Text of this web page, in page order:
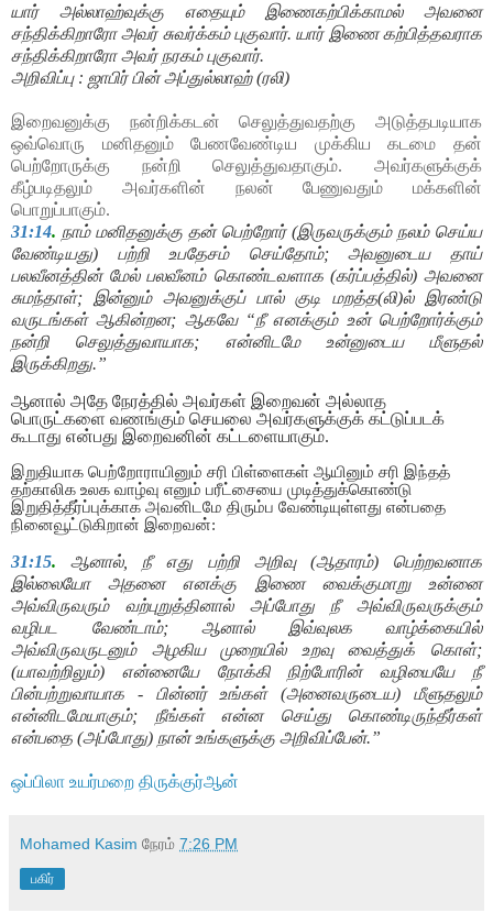
யார் அல்லாஹ்வுக்கு எதையும் இணைகற்பிக்காமல் அவனை
சந்திக்கிறாரோ அவர் சுவர்க்கம் புகுவார். யார் இணை கற்பித்தவராக
சந்திக்கிறாரோ அவர் நரகம் புகுவார்.
அறிவிப்பு : ஜாபிர் பின் அப்துல்லாஹ் (ரலி)
இறைவனுக்கு நன்றிக்கடன் செலுத்துவதற்கு அடுத்தபடியாக
ஒவ்வொரு மனிதனும் பேணவேண்டிய முக்கிய கடமை தன்
பெற்றோருக்கு நன்றி செலுத்துவதாகும். அவர்களுக்குக்
கீழ்படிதலும் அவர்களின் நலன் பேணுவதும் மக்களின்
பொறுப்பாகும்.
31:14. நாம் மனிதனுக்கு தன் பெற்றோர் (இருவருக்கும் நலம் செய்ய
வேண்டியது) பற்றி உபதேசம் செய்தோம்;அவனுடைய தாய்
பலவீனத்தின் மேல் பலவீனம் கொண்டவளாக (கர்ப்பத்தில்) அவனை
சுமந்தாள்; இன்னும் அவனுக்குப் பால் குடி மறத்த(லி)ல் இரண்டு
வருடங்கள் ஆகின்றன; ஆகவே “நீ எனக்கும் உன் பெற்றோர்க்கும்
நன்றி செலுத்துவாயாக; என்னிடமே உன்னுடைய மீளுதல்
இருக்கிறது.”
ஆனால் அதே நேரத்தில் அவர்கள் இறைவன் அல்லாத
பொருட்களை வணங்கும் செயலை அவர்களுக்குக் கட்டுப்படக்
கூடாது என்பது இறைவனின் கட்டளையாகும்.
இறுதியாக பெற்றோராயினும் சரி பிள்ளைகள் ஆயினும் சரி இந்தத்
தற்காலிக உலக வாழ்வு எனும் பரீட்சையை முடித்துக்கொண்டு
இறுதித்தீர்ப்புக்காக அவனிடமே திரும்ப வேண்டியுள்ளது என்பதை
நினைவூட்டுகிறான் இறைவன்:
31:15. ஆனால், நீ எது பற்றி அறிவு (ஆதாரம்) பெற்றவனாக
இல்லையோ அதனை எனக்கு இணை வைக்குமாறு உன்னை
அவ்விருவரும் வற்புறுத்தினால் அப்போது நீ அவ்விருவருக்கும்
வழிபட வேண்டாம்; ஆனால் இவ்வுலக வாழ்க்கையில்
அவ்விருவருடனும் அழகிய முறையில் உறவு வைத்துக் கொள்;
(யாவற்றிலும்) என்னையே நோக்கி நிற்போரின் வழியையே நீ
பின்பற்றுவாயாக - பின்னர் உங்கள் (அனைவருடைய) மீளுதலும்
என்னிடமேயாகும்; நீங்கள் என்ன செய்து கொண்டிருந்தீர்கள்
என்பதை (அப்போது) நான் உங்களுக்கு அறிவிப்பேன்.”
ஒப்பிலா உயர்மறை திருக்குர்ஆன்
Mohamed Kasim நேரம் 7:26 PM
பகிர்